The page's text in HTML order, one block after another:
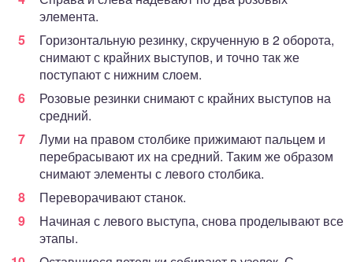
элемента.
Горизонтальную резинку, скрученную в 2 оборота,
снимают с крайних выступов, и точно так же
поступают с нижним слоем.
Розовые резинки снимают с крайних выступов на
средний.
Луми на правом столбике прижимают пальцем и
перебрасывают их на средний. Таким же образом
снимают элементы с левого столбика.
Переворачивают станок.
Начиная с левого выступа, снова проделывают все
этапы.